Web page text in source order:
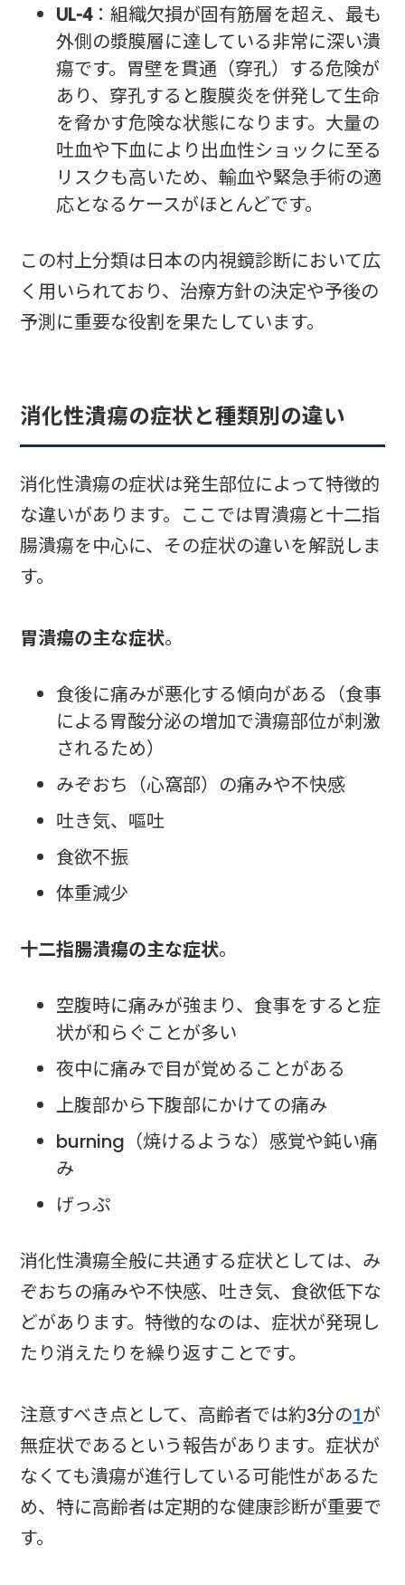
UL-4：組織欠損が固有筋層を超え、最も
外側の漿膜層に達している非常に深い潰
瘍です。胃壁を貫通（穿孔）する危険が
あり、穿孔すると腹膜炎を併発して生命
を脅かす危険な状態になります。大量の
吐血や下血により出血性ショックに至る
リスクも高いため、輸血や緊急手術の適
応となるケースがほとんどです。
この村上分類は日本の内視鏡診断において広
く用いられており、治療方針の決定や予後の
予測に重要な役割を果たしています。
消化性潰瘍の症状と種類別の違い
消化性潰瘍の症状は発生部位によって特徴的
な違いがあります。ここでは胃潰瘍と十二指
腸潰瘍を中心に、その症状の違いを解説しま
す。
胃潰瘍の主な症状。
食後に痛みが悪化する傾向がある（食事
による胃酸分泌の増加で潰瘍部位が刺激
されるため）
みぞおち（心窩部）の痛みや不快感
吐き気、嘔吐
食欲不振
体重減少
十二指腸潰瘍の主な症状。
空腹時に痛みが強まり、食事をすると症
状が和らぐことが多い
夜中に痛みで目が覚めることがある
上腹部から下腹部にかけての痛み
burning（焼けるような）感覚や鈍い痛
み
げっぷ
消化性潰瘍全般に共通する症状としては、み
ぞおちの痛みや不快感、吐き気、食欲低下な
どがあります。特徴的なのは、症状が発現し
たり消えたりを繰り返すことです。
注意すべき点として、高齢者では約3分の1が
無症状であるという報告があります。症状が
なくても潰瘍が進行している可能性があるた
め、特に高齢者は定期的な健康診断が重要で
す。